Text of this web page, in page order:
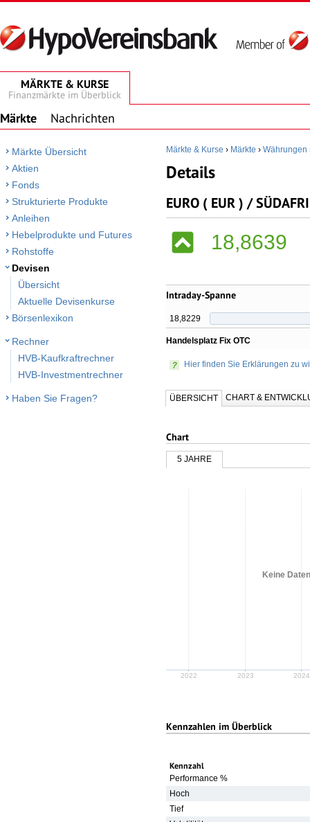
MÄRKTE & KURSE
Finanzmärkte im Überblick
Märkte Nachrichten
Märkte Übersicht
Aktien
Fonds
Strukturierte Produkte
Anleihen
Hebelprodukte und Futures
Rohstoffe
Devisen
Übersicht
Aktuelle Devisenkurse
Börsenlexikon
Rechner
HVB-Kaufkraftrechner
HVB-Investmentrechner
Haben Sie Fragen?
Märkte & Kurse › Märkte › Währungen
Details
EURO ( EUR ) /
18,8639
Intraday-Spanne
18,8229
Handelsplatz Fix OTC
Hier finden Sie Erklärungen zu
ÜBERSICHT CHART &
Chart
5 JAHRE
2022 2023 2024
Keine
Kennzahlen im Überblick
Kennzahl
Performance %
Hoch
Tief